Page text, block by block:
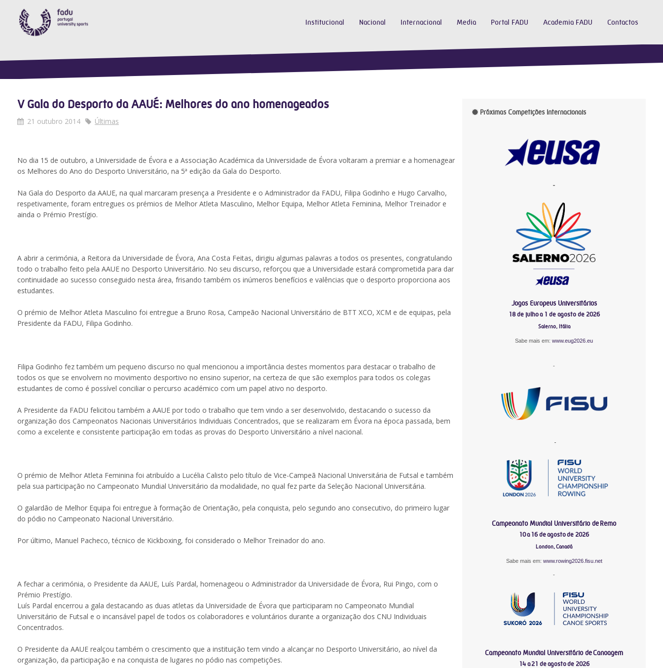
Institucional Nacional Internacional Media Portal FADU Academia FADU Contactos
V Gala do Desporto da AAUÉ: Melhores do ano homenageados
21 outubro 2014 Últimas
No dia 15 de outubro, a Universidade de Évora e a Associação Académica da Universidade de Évora voltaram a premiar e a homenagear
os Melhores do Ano do Desporto Universitário, na 5ª edição da Gala do Desporto.
Na Gala do Desporto da AAUE, na qual marcaram presença a Presidente e o Administrador da FADU, Filipa Godinho e Hugo Carvalho,
respetivamente, foram entregues os prémios de Melhor Atleta Masculino, Melhor Equipa, Melhor Atleta Feminina, Melhor Treinador e
ainda o Prémio Prestígio.
A abrir a cerimónia, a Reitora da Universidade de Évora, Ana Costa Feitas, dirigiu algumas palavras a todos os presentes, congratulando
todo o trabalho feito pela AAUE no Desporto Universitário. No seu discurso, reforçou que a Universidade estará comprometida para dar
continuidade ao sucesso conseguido nesta área, frisando também os inúmeros benefícios e valências que o desporto proporciona aos
estudantes.
O prémio de Melhor Atleta Masculino foi entregue a Bruno Rosa, Campeão Nacional Universitário de BTT XCO, XCM e de equipas, pela
Presidente da FADU, Filipa Godinho.
Filipa Godinho fez também um pequeno discurso no qual mencionou a importância destes momentos para destacar o trabalho de
todos os que se envolvem no movimento desportivo no ensino superior, na certeza de que são exemplos para todos os colegas
estudantes de como é possível conciliar o percurso académico com um papel ativo no desporto.
A Presidente da FADU felicitou também a AAUE por todo o trabalho que tem vindo a ser desenvolvido, destacando o sucesso da
organização dos Campeonatos Nacionais Universitários Individuais Concentrados, que se realizaram em Évora na época passada, bem
como a excelente e consistente participação em todas as provas do Desporto Universitário a nível nacional.
O prémio de Melhor Atleta Feminina foi atribuído a Lucélia Calisto pelo título de Vice-Campeã Nacional Universitária de Futsal e também
pela sua participação no Campeonato Mundial Universitário da modalidade, no qual fez parte da Seleção Nacional Universitária.
O galardão de Melhor Equipa foi entregue à formação de Orientação, pela conquista, pelo segundo ano consecutivo, do primeiro lugar
do pódio no Campeonato Nacional Universitário.
Por último, Manuel Pacheco, técnico de Kickboxing, foi considerado o Melhor Treinador do ano.
A fechar a cerimónia, o Presidente da AAUE, Luís Pardal, homenageou o Administrador da Universidade de Évora, Rui Pingo, com o
Prémio Prestígio.
Luís Pardal encerrou a gala destacando as duas atletas da Universidade de Évora que participaram no Campeonato Mundial
Universitário de Futsal e o incansável papel de todos os colaboradores e voluntários durante a organização dos CNU Individuais
Concentrados.
O Presidente da AAUE realçou também o crescimento que a instituição tem vindo a alcançar no Desporto Universitário, ao nível da
organização, da participação e na conquista de lugares no pódio nas competições.
Próximas Competições Internacionais
-
Jogos Europeus Universitários
18 de julho a 1 de agosto de 2026
Salerno, Itália
Sabe mais em:www.eug2026.eu
-
-
Campeonato Mundial Universitário de Remo
10 a 16 de agosto de 2026
London, Canadá
Sabe mais em: www.rowing2026.fisu.net
-
Campeonato Mundial Universitário de Canoagem
14 a 21 de agosto de 2026